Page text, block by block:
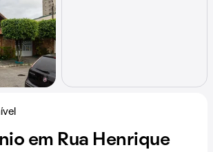
em Rua Henrique